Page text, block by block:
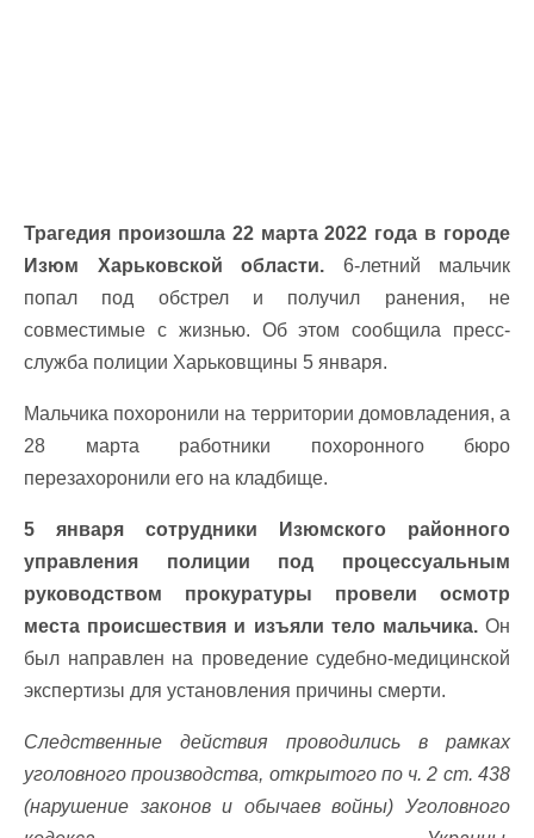
Трагедия произошла 22 марта 2022 года в городе
Изюм Харьковской области. 6-летний мальчик
попал под обстрел и получил ранения, не
совместимые с жизнью. Об этом сообщила пресс-
служба полиции Харьковщины 5 января.
Мальчика похоронили на территории домовладения, а
28 марта работники похоронного бюро
перезахоронили его на кладбище.
5 января сотрудники Изюмского районного
управления полиции под процессуальным
руководством прокуратуры провели осмотр
места происшествия и изъяли тело мальчика. Он
был направлен на проведение судебно-медицинской
экспертизы для установления причины смерти.
Следственные действия проводились в рамках
уголовного производства, открытого по ч. 2 ст. 438
(нарушение законов и обычаев войны) Уголовного